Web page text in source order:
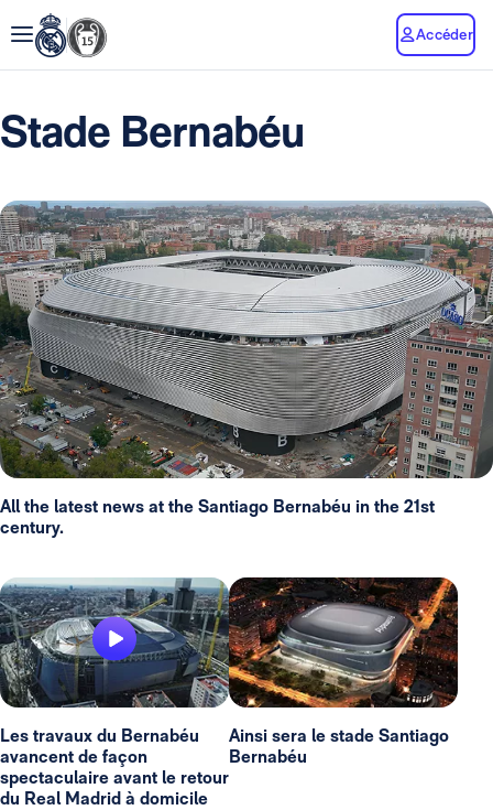
Accéder
Stade Bernabéu
All the latest news at the Santiago Bernabéu in the 21st
century.
Les travaux du Bernabéu
avancent de façon
spectaculaire avant le retour
du Real Madrid à domicile
Ainsi sera le stade Santiago
Bernabéu